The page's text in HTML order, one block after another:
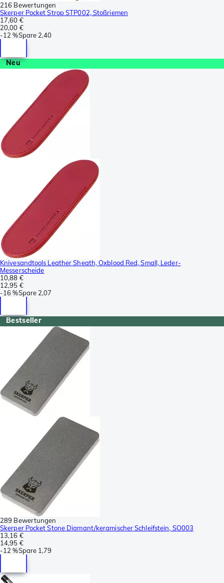
216 Bewertungen
Skerper Pocket Strop STP002, Stoßriemen
17,60 €
20,00 €
-12 %Spare 2,40
Neu
Knivesandtools Leather Sheath, Oxblood Red, Small, Leder-
Messerscheide
10,88 €
12,95 €
-16 %Spare 2,07
Bestseller
289 Bewertungen
Skerper Pocket Stone Diamant/keramischer Schleifstein, SO003
13,16 €
14,95 €
-12 %Spare 1,79